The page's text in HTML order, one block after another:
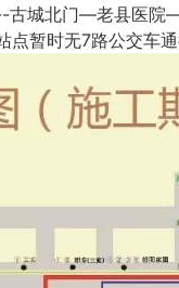
城北门—老县医
点暂时无7路公交车